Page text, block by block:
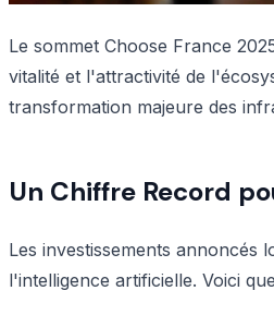
Le sommet Choose France
vitalité et l'attractivité de
transformation majeure des
Un Chiffre Record
Les investissements annoncés
l'intelligence artificielle. Voici